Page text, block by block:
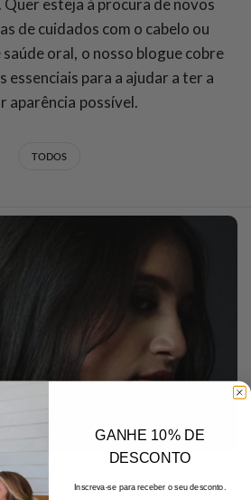
esteja à procura de novos
de cuidados com o cabelo ou
oral, o nosso blogue cobre
essenciais para a ajudar a ter a
aparência possível.
TODOS
GANHE 10% DE
DESCONTO
Inscreva-se para receber o seu desconto.